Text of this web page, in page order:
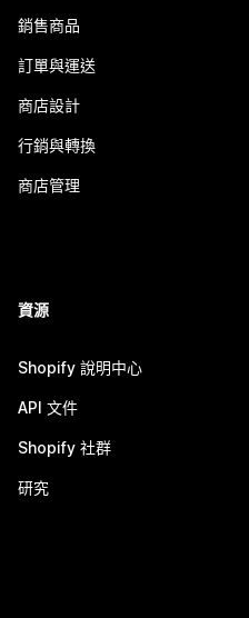
銷售商品
訂單與運送
商店設計
行銷與轉換
商店管理
資源
Shopify 說明中心
API 文件
Shopify 社群
研究